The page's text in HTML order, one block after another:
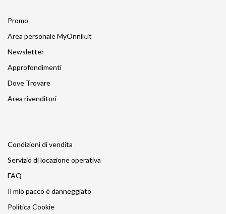
Promo
Area personale MyOnnik.it
Newsletter
Approfondimenti
Dove Trovare
Area rivenditori
Condizioni di vendita
Servizio di locazione operativa
FAQ
Il mio pacco è danneggiato
Politica Cookie